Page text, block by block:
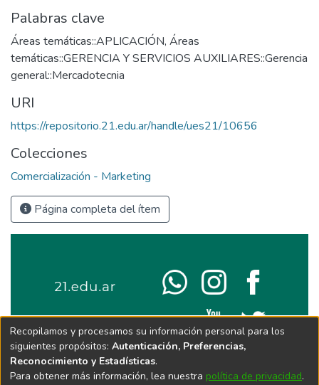
Palabras clave
Áreas temáticas::APLICACIÓN, Áreas
temáticas::GERENCIA Y SERVICIOS AUXILIARES::Gerencia
general::Mercadotecnia
URI
https://repositorio.21.edu.ar/handle/ues21/10656
Colecciones
Comercialización - Marketing
Página completa del ítem
Recopilamos y procesamos su información personal para los
siguientes propósitos: Autenticación, Preferencias,
Reconocimiento y Estadísticas.
Para obtener más información, lea nuestra política de privacidad.